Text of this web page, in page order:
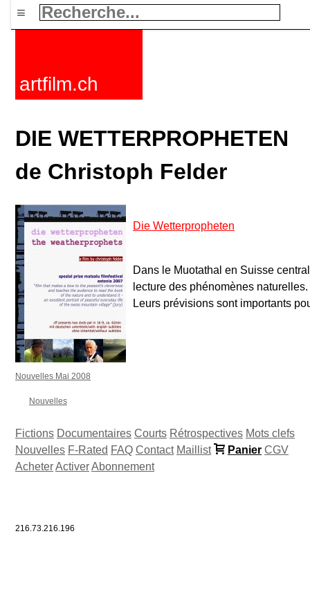
≡
artfilm.ch
DIE WETTERPROPHETEN
de Christoph Felder
Die Wetterpropheten
Dans le Muotathal en Suisse
lecture des phénomènes
Leurs prévisions sont importants
Nouvelles Mai 2008
Nouvelles
Fictions Documentaires Courts Rétrospectives Mots clefs
Nouvelles F-Rated FAQ Contact Maillist Panier CGV
AcheterActiverAbonnement
216.73.216.196